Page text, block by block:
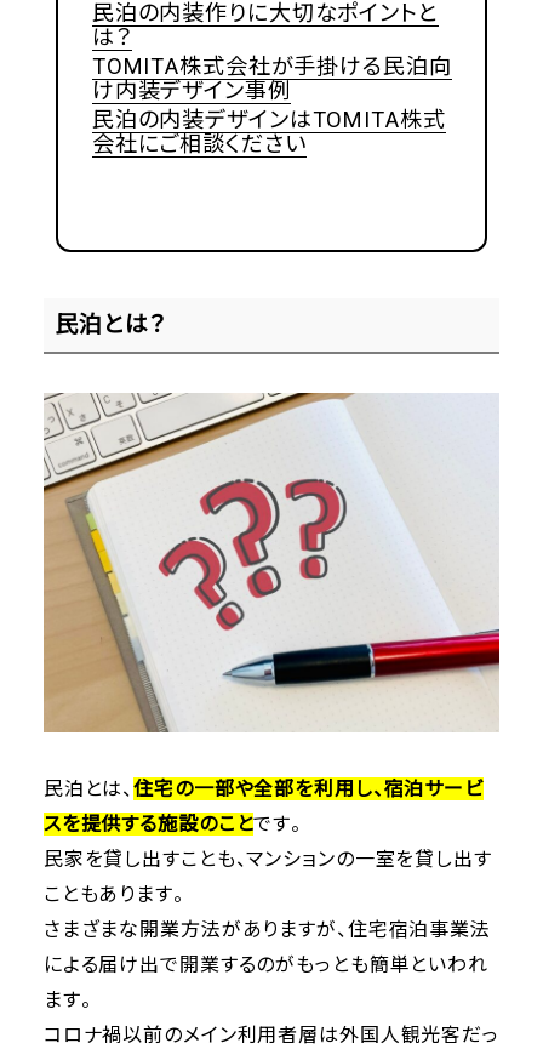
民泊の内装作りに大切なポイントと
は？
TOMITA株式会社が手掛ける民泊向
け内装デザイン事例
民泊の内装デザインはTOMITA株式
会社にご相談ください
民泊とは？
民泊とは、住宅の一部や全部を利用し、宿泊サービ
スを提供する施設のことです。
民家を貸し出すことも、マンションの一室を貸し出す
こともあります。
さまざまな開業方法がありますが、住宅宿泊事業法
による届け出で開業するのがもっとも簡単といわれ
ます。
コロナ禍以前のメイン利用者層は外国人観光客だっ